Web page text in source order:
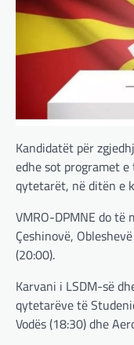
Kandidatët për
edhe sot programet
qytetarët, në ditën e
VMRO-DPMNE do të
Çeshinovë,
(20:00).
Karvani i LSDM-së
qytetarëve të
Vodës (18:30) dhe